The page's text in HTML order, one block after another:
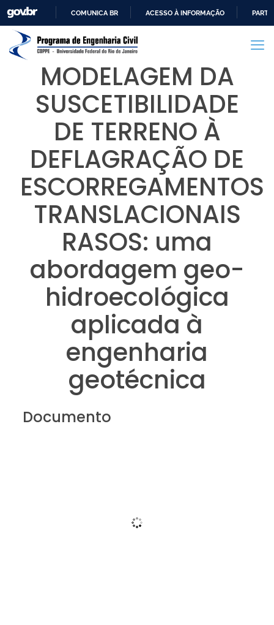
PARA
CONTEÚDO
COMUNICA BR ACESSO À INFORMAÇÃO
MODELAGEM DA
SUSCETIBILIDADE
DE TERRENO À
DEFLAGRAÇÃO DE
ESCORREGAMENTOS
TRANSLACIONAIS
RASOS: uma
abordagem geo-
hidroecológica
aplicada à
engenharia
geotécnica
Documento